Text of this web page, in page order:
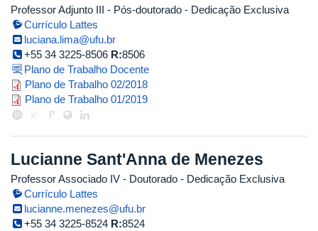
Professor Adjunto III - Pós-doutorado - Dedicação Exclusiva
Currículo Lattes
luciana.lima@ufu.br
+55 34 3225-8506 R:8506
Plano de Trabalho Docente
Plano de Trabalho 02/2018
Plano de Trabalho 01/2019
Lucianne Sant'Anna de Menezes
Professor Associado IV - Doutorado - Dedicação Exclusiva
Currículo Lattes
lucianne.menezes@ufu.br
+55 34 3225-8524 R:8524